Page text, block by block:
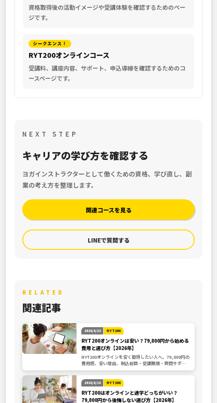
資格取得後の活動イメージや受講体験を確認するためのペー
ジです。
シークエンス！
RYT200オンラインコース
受講料、講座内容、サポート、申込導線を確認するためのコ
ースページです。
NEXT STEP
キャリアの学び方を確認する
ヨガインストラクターとして働くための資格、学び直し、副
業の考え方を整理します。
関連コースを見る
LINEで質問する
RELATED
関連記事
2026/6/23 RYT200
RYT200オンラインは安い？79,800円から始める
費用と選び方【2026年】
RYT200オンラインを安く取得したい人へ。79,800円の
費用感、安い理由、税込総額・受講期限・質問サポー
ト・認定校確認、申込前の判断基準を整理します。
2026/6/16 RYT200
RYT200はオンラインと通学どっちがいい？
79,800円から後悔しない選び方【2026年】